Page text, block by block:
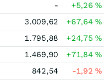
- +5,26%
3.009,62 +67,64%
1.795,88 +24,75%
1.469,90 +71,84%
842,54 -1,92%